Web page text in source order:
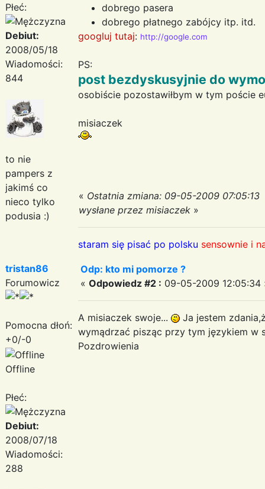
Płeć:
Debiut:
2008/05/18
Wiadomości:
844
to nie
pampers z
jakimś co
nieco tylko
podusia :)
dobrego pasera
dobrego płatnego zabójcy itp. itd.
googluj tutaj: http://google.com
PS:
post bezdyskusyjnie do
osobiście pozostawiłbym w tym poście
misiaczek
« Ostatnia zmiana: 09-05-2009 07:05:13
wysłane przez misiaczek »
staram się pisać po polsku sensownie i
tristan86
Forumowicz
Pomocna dłoń:
+0/-0
Offline
Płeć:
Debiut:
2008/07/18
Wiadomości:
288
Odp: kto mi pomorze ?
« Odpowiedz #2 : 09-05-2009 12:05:34
A misiaczek swoje...
Ja jestem
wymądrzać pisząc przy tym językiem
Pozdrowienia